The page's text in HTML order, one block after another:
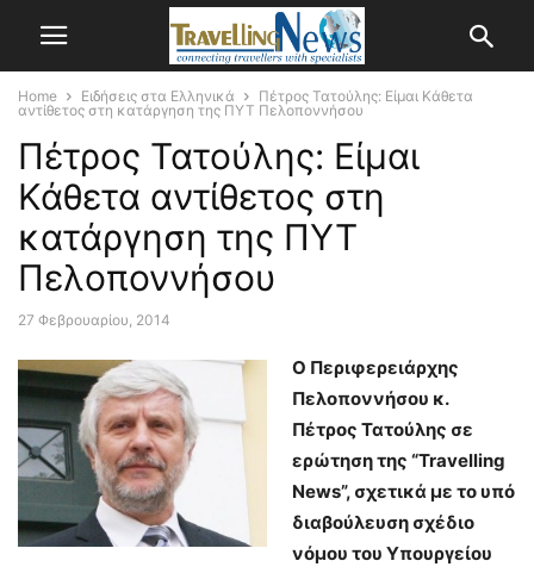
Home Ειδήσεις στα Ελληνικά
Πέτρος Τατούλης: Είμαι Κάθετα
αντίθετος στη κατάργηση της ΠΥΤ Πελοποννήσου
Πέτρος Τατούλης: Είμαι
Κάθετα αντίθετος στη
κατάργηση της ΠΥΤ
Πελοποννήσου
27 Φεβρουαρίου, 2014
Ο Περιφερειάρχης
Πελοποννήσου κ.
Πέτρος Τατούλης σε
ερώτηση της “Travelling
News”, σχετικά με το υπό
διαβούλευση σχέδιο
νόμου του Υπουργείου